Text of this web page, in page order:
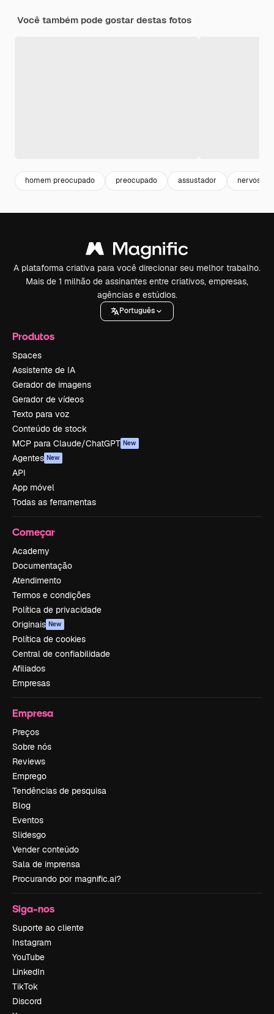
Você também pode gostar destas fotos
homem preocupado preocupado assustador nervoso
A plataforma criativa para você direcionar seu melhor trabalho.
Mais de 1 milhão de assinantes entre criativos, empresas,
agências e estúdios.
Português
Produtos
Spaces
Assistente de IA
Gerador de imagens
Gerador de vídeos
Texto para voz
Conteúdo de stock
MCP para Claude/ChatGPT New
Agentes New
API
App móvel
Todas as ferramentas
Começar
Academy
Documentação
Atendimento
Termos e condições
Política de privacidade
Originais New
Política de cookies
Central de confiabilidade
Afiliados
Empresas
Empresa
Preços
Sobre nós
Reviews
Emprego
Tendências de pesquisa
Blog
Eventos
Slidesgo
Vender conteúdo
Sala de imprensa
Procurando por magnific.ai?
Siga-nos
Suporte ao cliente
Instagram
YouTube
LinkedIn
TikTok
Discord